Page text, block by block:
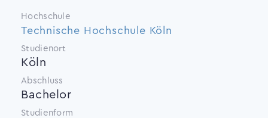
Hochschule
Technische Hochschule Köln
Studienort
Köln
Abschluss
Bachelor
Studienform